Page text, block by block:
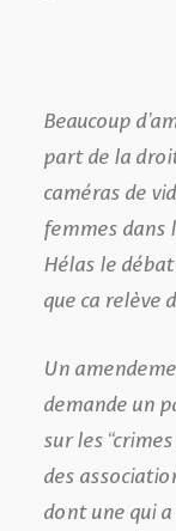
Beaucoup
part de la
caméras de
femmes
Hélas le
que ca relève
Un
demande un
sur les
des
dont une qui